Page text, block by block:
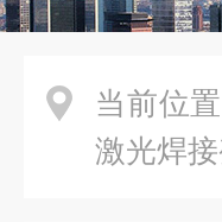
当前位置
激光焊